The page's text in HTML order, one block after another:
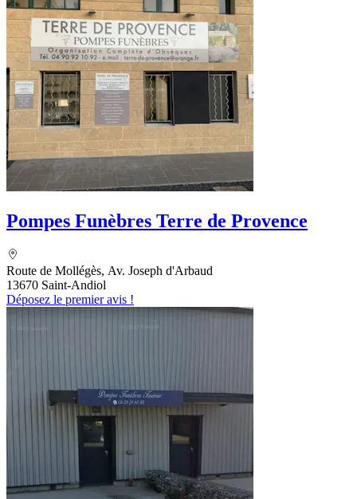
Pompes Funèbres Terre de Provence
Route de Mollégès, Av. Joseph d'Arbaud
13670 Saint-Andiol
Déposez le premier avis !